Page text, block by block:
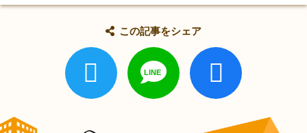
この記事をシェア